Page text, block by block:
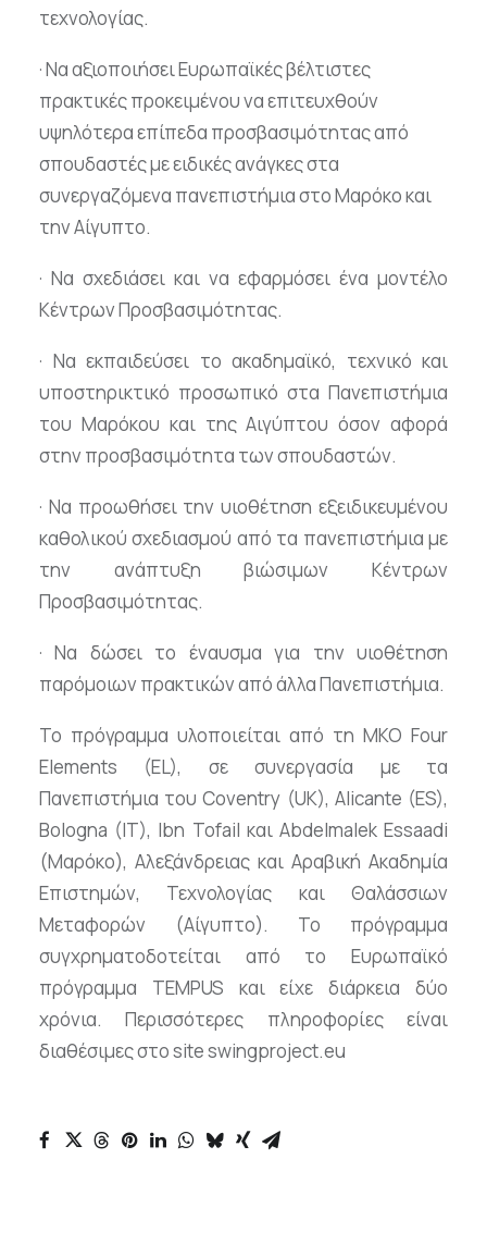
τεχνολογίας.
· Να αξιοποιήσει Ευρωπαϊκές βέλτιστες
πρακτικές προκειμένου να επιτευχθούν
υψηλότερα επίπεδα προσβασιμότητας από
σπουδαστές με ειδικές ανάγκες στα
συνεργαζόμενα πανεπιστήμια στο Μαρόκο και
την Αίγυπτο.
· Να σχεδιάσει και να εφαρμόσει ένα μοντέλο
Κέντρων Προσβασιμότητας.
· Να εκπαιδεύσει το ακαδημαϊκό, τεχνικό και
υποστηρικτικό προσωπικό στα Πανεπιστήμια
του Μαρόκου και της Αιγύπτου όσον αφορά
στην προσβασιμότητα των σπουδαστών.
· Να προωθήσει την υιοθέτηση εξειδικευμένου
καθολικού σχεδιασμού από τα πανεπιστήμια με
την ανάπτυξη βιώσιμων Κέντρων
Προσβασιμότητας.
· Να δώσει το έναυσμα για την υιοθέτηση
παρόμοιων πρακτικών από άλλα Πανεπιστήμια.
Το πρόγραμμα υλοποιείται από τη MKO Four
Elements (EL), σε συνεργασία με τα
Πανεπιστήμια του Coventry (UK), Alicante (ES),
Bologna (IT), Ibn Tofail και Abdelmalek Essaadi
(Μαρόκο), Αλεξάνδρειας και Αραβική Ακαδημία
Επιστημών, Τεχνολογίας και Θαλάσσιων
Μεταφορών (Αίγυπτο). Το πρόγραμμα
συγχρηματοδοτείται από το Ευρωπαϊκό
πρόγραμμα TEMPUS και είχε διάρκεια δύο
χρόνια. Περισσότερες πληροφορίες είναι
διαθέσιμες στο site swingproject.eu